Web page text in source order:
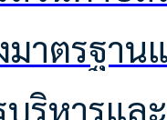
งมาตรฐ
รบริหาร